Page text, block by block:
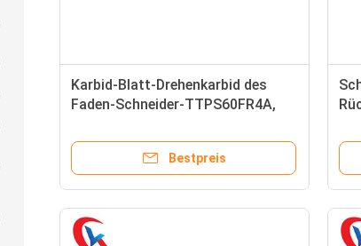
Karbid-Blatt-Drehenkarbid des
Faden-Schneider-TTPS60FR4A,
Bestpreis